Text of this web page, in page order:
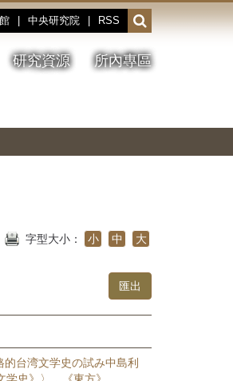
中央研究院 RSS
開
啟
或
收
研究資源 所內專區
停、
圖
圖
結
字型大小： 小 中 大
的台湾文学史の試み中島利